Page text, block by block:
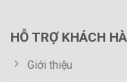
HỖ TRỢ KHÁCH
Giới thiệu